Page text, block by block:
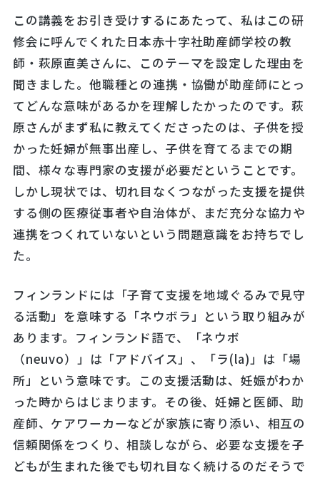
この講義をお引き受けするにあたって、私はこの研
修会に呼んでくれた日本赤十字社助産師学校の教
師・萩原直美さんに、このテーマを設定した理由を
聞きました。他職種との連携・協働が助産師にとっ
てどんな意味があるかを理解したかったのです。萩
原さんがまず私に教えてくださったのは、子供を授
かった妊婦が無事出産し、子供を育てるまでの期
間、様々な専門家の支援が必要だということです。
しかし現状では、切れ目なくつながった支援を提供
する側の医療従事者や自治体が、まだ充分な協力や
連携をつくれていないという問題意識をお持ちでし
た。
フィンランドには「子育て支援を地域ぐるみで見守
る活動」を意味する「ネウボラ」という取り組みが
あります。フィンランド語で、「ネウボ
（neuvo）」は「アドバイス」、「ラ(la)」は「場
所」という意味です。この支援活動は、妊娠がわか
った時からはじまります。その後、妊婦と医師、助
産師、ケアワーカーなどが家族に寄り添い、相互の
信頼関係をつくり、相談しながら、必要な支援を子
どもが生まれた後でも切れ目なく続けるのだそうで